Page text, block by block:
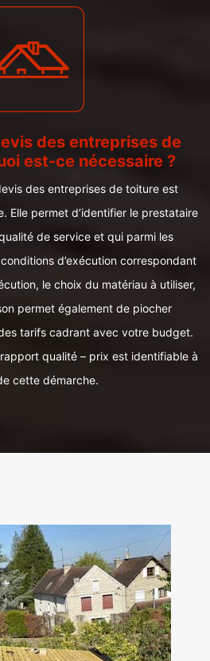
des entreprises de
est-ce nécessaire ?
des entreprises de toiture est
Elle permet d’identifier le prestataire
de service et qui parmi les
d’exécution correspondant
le choix du matériau à utiliser,
permet également de piocher
tarifs cadrant avec votre budget.
rapport qualité – prix est identifiable à
cette démarche.